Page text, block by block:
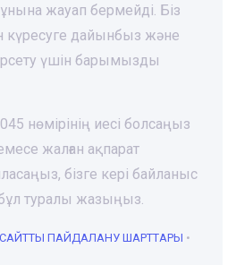
жауап бермейді. Біз
күресуге дайынбыз және
үшін барымызды
нөмірінің иесі болсаңыз
жалған ақпарат
бізге кері байланыс
туралы жазыңыз.
ПАЙДАЛАНУ ШАРТТАРЫ •